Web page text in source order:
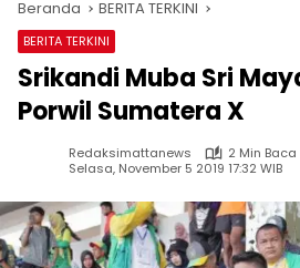
Beranda BERITA TERKINI
BERITA TERKINI
Srikandi Muba Sri
Porwil Sumatera X
Redaksimattanews
2 Min Baca
Selasa, November 5 2019 17:32 WIB